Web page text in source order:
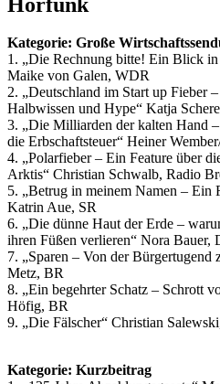
Kategorie: Große
1. „Die Rechnung bitte! Ein Blick in
Maike von Galen, WDR
2. „Deutschland im Start up Fieber
Halbwissen und Hype“ Katja
3. „Die Milliarden der kalten Hand
die Erbschaftsteuer“ Heiner
4. „Polarfieber – Ein Feature über
Arktis“ Christian Schwalb, Radio
5. „Betrug in meinem Namen – Ein
Katrin Aue, SR
6. „Die dünne Haut der Erde –
ihren Füßen verlieren“ Nora Bauer,
7. „Sparen – Von der Bürgertugend
Metz, BR
8. „Ein begehrter Schatz – Schrott
Höfig, BR
9. „Die Fälscher“ Christian
Kategorie: Kurzbeitrag